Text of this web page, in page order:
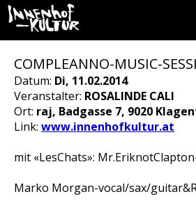
COMPLEANNO-MUSIC-
Datum: Di, 11.02.2014
Veranstalter: ROSALINDE CALI
Ort: raj, Badgasse 7, 9020
Link: www.innenhofkultur.at
mit «LesChats»:
Marko Morgan-vocal/sax/